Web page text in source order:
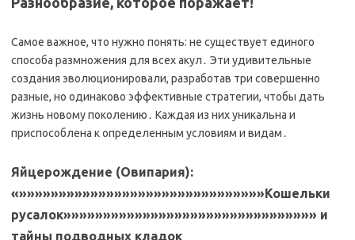
Самое важное, что нужно понять: не существует единого
способа размножения для всех акул․ Эти удивительные
создания эволюционировали, разработав три совершенно
разные, но одинаково эффективные стратегии, чтобы дать
жизнь новому поколению․ Каждая из них уникальна и
приспособлена к определенным условиям и видам․
Яйцерождение (Овипария):
«»»»»»»»»»»»»»»»»»»»»»»»»»»»»»»»Кошельки
русалок»»»»»»»»»»»»»»»»»»»»»»»»»»»»»»»» и
тайны подводных кладок